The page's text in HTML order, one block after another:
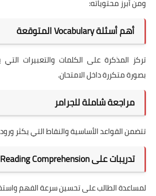
ومن أبرز محتوياته:
أهم أسئلة Vocabulary المتوقعة
تركز المذكرة على الكلمات والتعبيرات التي
بصورة متكررة داخل الامتحان.
مراجعة شاملة للجرامر
تتضمن القواعد الأساسية والنقاط التي يكثر
تدريبات على Reading Comprehension
لمساعدة الطالب على تحسين سرعة الفهم